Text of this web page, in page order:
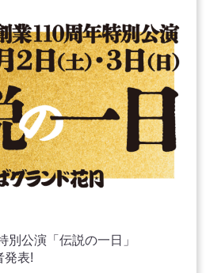
別公演「伝説の一日」
発表!